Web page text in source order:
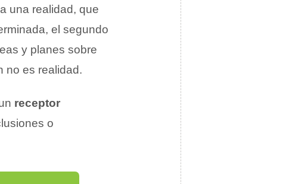
una realidad, que
el segundo
y planes sobre
no es realidad.
receptor
o